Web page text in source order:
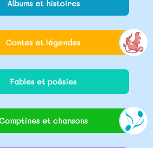
Albums et histoires
Contes et légendes
Fables et poésies
et chansons